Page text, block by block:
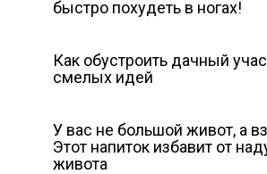
быстро похудеть в ногах!
Как обустроить дачный
смелых идей
У вас не большой живот, а
Этот напиток избавит от
живота